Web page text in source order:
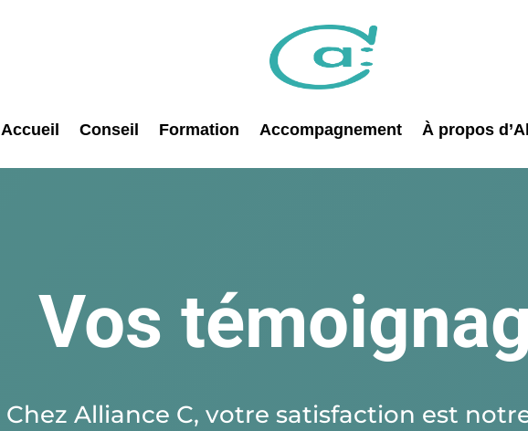
Accueil Conseil Formation Accompagnement À propos
Vos
Chez Alliance C, votre satisfaction est